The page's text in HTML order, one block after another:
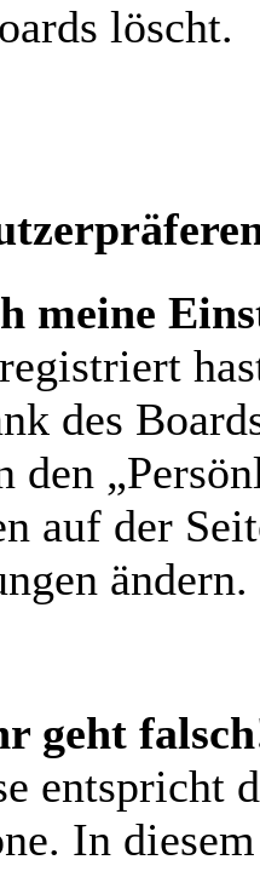
löscht.
meine
des
den
auf der
ändern.
geht
entspricht
In